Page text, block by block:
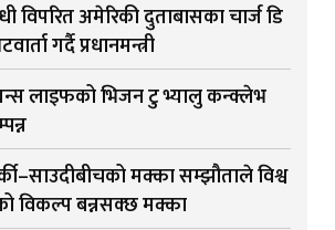
विपरित अमेरिकी दुताबासका चार्ज डि
गर्दै प्रधानमन्त्री
लाइफको भिजन टु भ्यालु कन्क्लेभ
मक्का सम्झौताले विश्व
विकल्प बन्नसक्छ मक्का